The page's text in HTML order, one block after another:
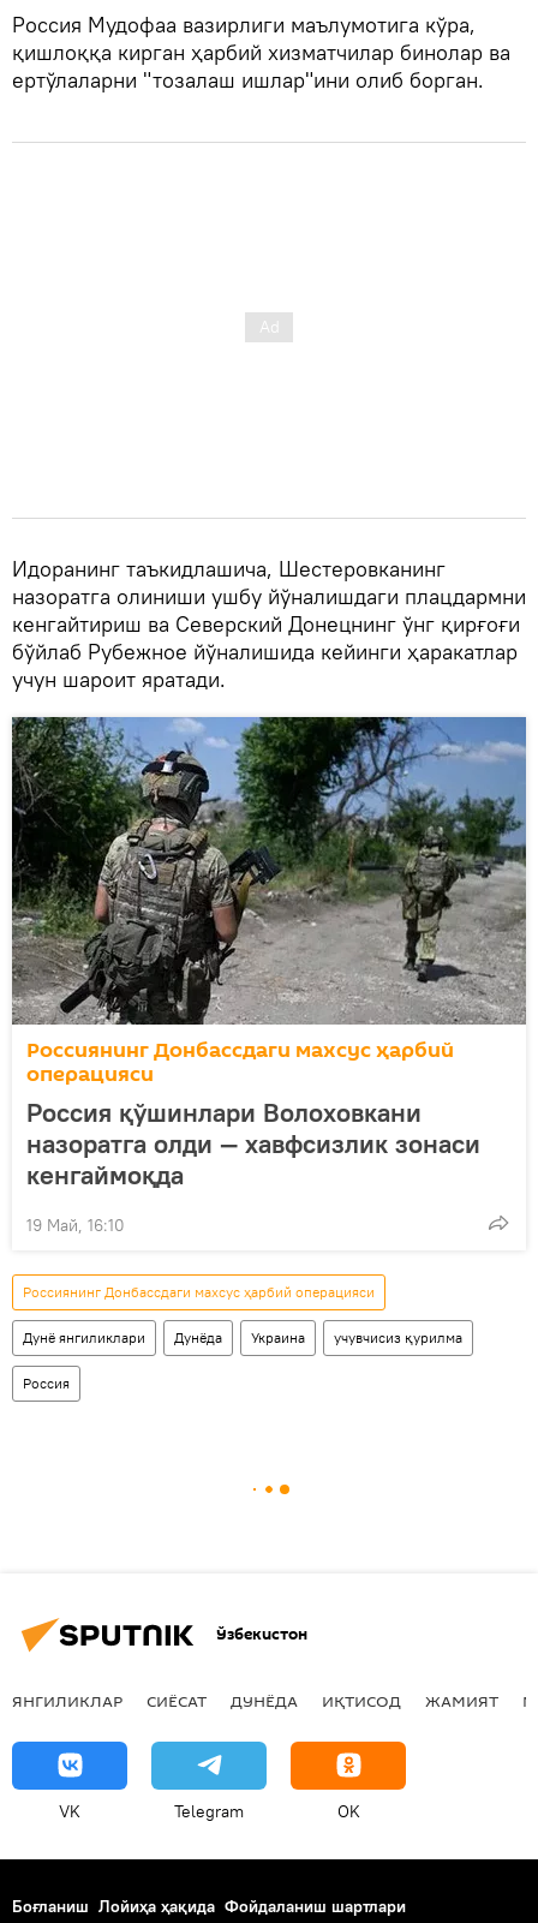
Россия Мудофаа вазирлиги маълумотига кўра,
қишлоққа кирган ҳарбий хизматчилар бинолар ва
ертўлаларни "тозалаш ишлар"ини олиб борган.
Идоранинг таъкидлашича, Шестеровканинг
назоратга олиниши ушбу йўналишдаги плацдармни
кенгайтириш ва Северский Донецнинг ўнг қирғоғи
бўйлаб Рубежное йўналишида кейинги ҳаракатлар
учун шароит яратади.
Россиянинг Донбассдаги махсус ҳарбий
операцияси
Россия қўшинлари Волоховкани
назоратга олди — хавфсизлик зонаси
кенгаймоқда
19 Май, 16:10
Россиянинг Донбассдаги махсус ҳарбий операцияси
Дунё янгиликлари Дунёда Украина учувчисиз қурилма
Россия
Ўзбекистон
ЯНГИЛИКЛАР СИЁСАТ ДУНЁДА ИҚТИСОД ЖАМИЯТ
VK Telegram OK
Боғланиш Лойиҳа ҳақида Фойдаланиш шартлари